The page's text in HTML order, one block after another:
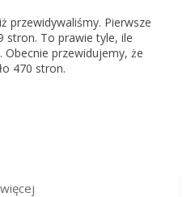
przewidywaliśmy. Pierwsze
stron. To prawie tyle, ile
Obecnie przewidujemy, że
470 stron.